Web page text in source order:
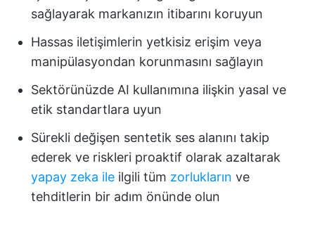
sağlayarak markanızın itibarını koruyun
Hassas iletişimlerin yetkisiz erişim veya
manipülasyondan korunmasını sağlayın
Sektörünüzde AI kullanımına ilişkin yasal ve
etik standartlara uyun
Sürekli değişen sentetik ses alanını takip
ederek ve riskleri proaktif olarak azaltarak
yapay zeka ile ilgili tüm zorlukların ve
tehditlerin bir adım önünde olun